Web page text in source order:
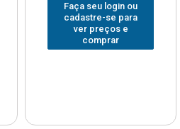
Faça seu login ou
cadastre-se para
ver preços e
comprar